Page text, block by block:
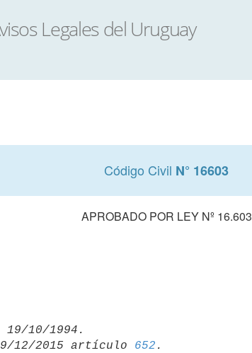
Código Civil N° 16603
APROBADO POR LEY Nº 16.603
12/2015 artículo 652